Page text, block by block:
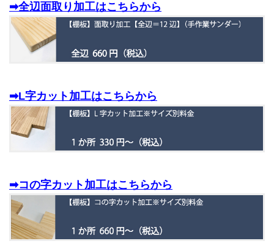
➡全辺面取り加工はこちらから
➡L字カット加工はこちらから
➡コの字カット加工はこちらから